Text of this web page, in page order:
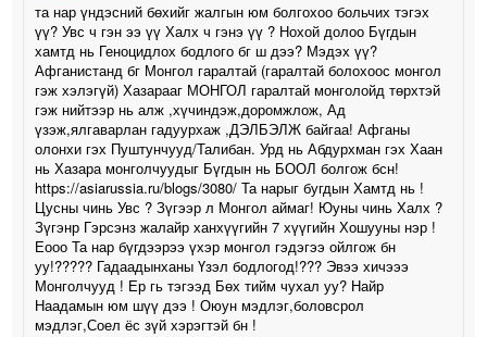
та нар үндэсний бөхийг жалгын юм болгохоо больчих тэгэх
үү? Увс ч гэн ээ үү Халх ч гэнэ үү ? Нохой долоо Бүгдын
хамтд нь Геноцидлох бодлого бг ш дээ? Мэдэх үү?
Афганистанд бг Монгол гаралтай (гаралтай болохоос монгол
гэж хэлэгүй) Хазарааг МОНГОЛ гаралтай монголойд төрхтэй
гэж нийтээр нь алж ,хүчиндэж,доромжлож, Ад
үзэж,ялгаварлан гадуурхаж ,ДЭЛБЭЛЖ байгаа! Афганы
олонхи гэх Пуштунчууд/Талибан. Урд нь Абдурхман гэх Хаан
нь Хазара монголчуудыг Бүгдын нь БООЛ болгож бсн!
https://asiarussia.ru/blogs/3080/ Та нарыг бугдын Хамтд нь !
Цусны чинь Увс ? Зүгээр л Монгол аймаг! Юуны чинь Халх ?
Зүгэнр Гэрсэнз жалайр ханхүүгийн 7 хүүгийн Хошууны нэр !
Еооо Та нар бүгдээрээ үхэр монгол гэдэгээ ойлгож бн
уу!????? Гадаадынханы Үзэл бодлогод!??? Эвээ хичэээ
Монголчууд ! Ер гь тэгээд Бөх тийм чухал уу? Найр
Наадамын юм шүү дээ ! Оюун мэдлэг,боловсрол
мэдлэг,Соел ёс зүй хэрэгтэй бн !